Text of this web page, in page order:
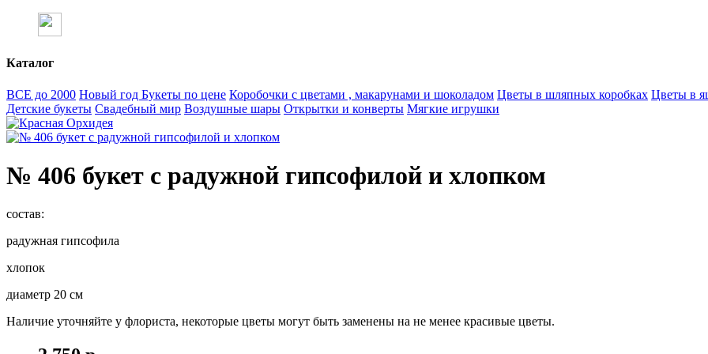
Каталог
ВСЕ до 2000 Новый год Букеты по цене Коробочки с цветами , макарунами и шоколадом Цветы в шляпных коробках Цветы в
Детские букеты Свадебный мир Воздушные шары Открытки и конверты Мягкие игрушки
№ 406 букет с радужной гипсофилой и хлопком
состав:
радужная гипсофила
хлопок
диаметр 20 см
Наличие уточняйте у флориста, некоторые цветы могут быть заменены на не менее красивые цветы.